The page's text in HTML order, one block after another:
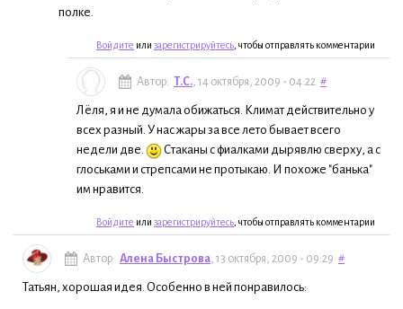
полке.
Войдите или зарегистрируйтесь , чтобы отправлять комментарии
Автор: Т.С. , 14 октября, 2009 - 04:22 #
Лёля, я и не думала обижаться. Климат действительно у
всех разный. У нас жары за все лето бывает всего
недели две.
Стаканы с фиалками дырявлю сверху, а с
глоськами и стрепсами не протыкаю. И похоже "банька"
им нравится.
Войдите или зарегистрируйтесь , чтобы отправлять комментарии
Автор: Алена Быстрова , 13 октября, 2009 - 09:29 #
Татьян, хорошая идея. Особенно в ней понравилось: